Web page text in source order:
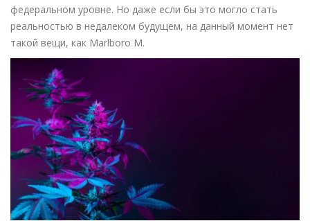
федеральном уровне. Но даже если бы это могло стать
реальностью в недалеком будущем, на данный момент нет
такой вещи, как Marlboro M.